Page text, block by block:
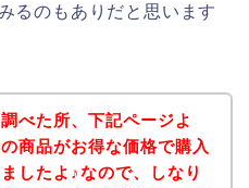
るのもありだと思います
べた所、下記ページよ
商品がお得な価格で購入
したよ♪なので、しなり